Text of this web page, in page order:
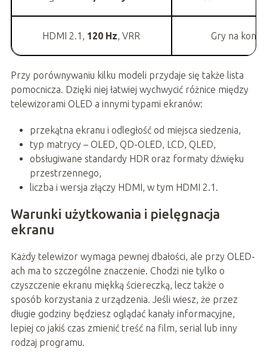
HDMI 2.1, 120 Hz, VRR Gry na
Przy porównywaniu kilku modeli przydaje się także lista
pomocnicza. Dzięki niej łatwiej wychwycić różnice między
telewizorami OLED a innymi typami ekranów:
przekątna ekranu i odległość od miejsca siedzenia,
typ matrycy – OLED, QD-OLED, LCD, QLED,
obsługiwane standardy HDR oraz formaty dźwięku
przestrzennego,
liczba i wersja złączy HDMI, w tym HDMI 2.1.
Warunki użytkowania i pielęgnacja
ekranu
Każdy telewizor wymaga pewnej dbałości, ale przy OLED-
ach ma to szczególne znaczenie. Chodzi nie tylko o
czyszczenie ekranu miękką ściereczką, lecz także o
sposób korzystania z urządzenia. Jeśli wiesz, że przez
długie godziny będziesz oglądać kanały informacyjne,
lepiej co jakiś czas zmienić treść na film, serial lub inny
rodzaj programu.